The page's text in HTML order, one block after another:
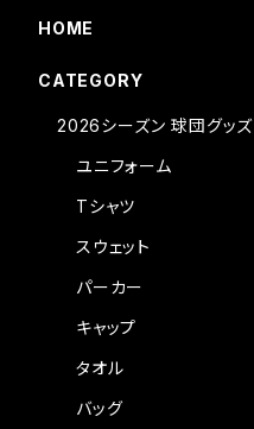
HOME
CATEGORY
2026シーズン 球団グッズ
ユニフォーム
Tシャツ
スウェット
パーカー
キャップ
タオル
バッグ